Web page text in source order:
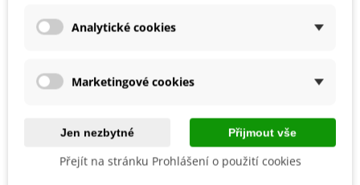
Říjen
Možnosti Pěstování
Venku
Mrazuvzdornost
Výrobce
SemenaOnline
Analytické cookies
Marketingové cookies
Jen nezbytné Přijmout vše
Přejít na stránku Prohlášení o použití cookies